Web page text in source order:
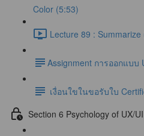
Color (5:53)
Lecture 89 : Summarize
​Assignment การออกแบบ
เงื่อนใขในขอรับใบ
Section 6 Psychology of UX/